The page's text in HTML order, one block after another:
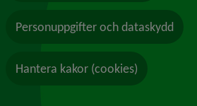
Personuppgifter och dataskydd
Hantera kakor (cookies)